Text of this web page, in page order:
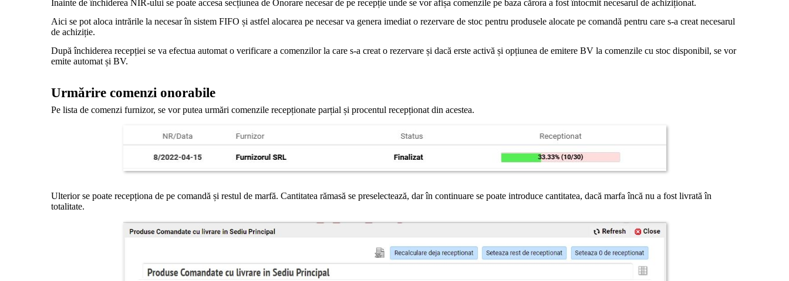
Înainte de închiderea NIR-ului se poate accesa secțiunea de Onorare necesar de pe recepție unde se vor afișa comenzile pe baza cărora a fost întocmit necesarul de achiziționat.
Aici se pot aloca intrările la necesar în sistem FIFO și astfel alocarea pe necesar va genera imediat o rezervare de stoc pentru produsele alocate pe comandă pentru care s-a creat necesarul
de achiziție.
După închiderea recepției se va efectua automat o verificare a comenzilor la care s-a creat o rezervare și dacă erste activă și opțiunea de emitere BV la comenzile cu stoc disponibil, se vor
emite automat și BV.
Urmărire comenzi onorabile
Pe lista de comenzi furnizor, se vor putea urmări comenzile recepționate parțial și procentul recepționat din acestea.
Ulterior se poate recepționa de pe comandă și restul de marfă. Cantitatea rămasă se preselectează, dar în continuare se poate introduce cantitatea, dacă marfa încă nu a fost livrată în
totalitate.